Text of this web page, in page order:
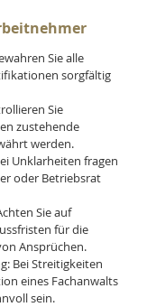
Sie alle
sorgfältig
Sie
zustehende
werden.
Unklarheiten fragen
oder Betriebsrat
Sie auf
für die
Ansprüchen.
Bei Streitigkeiten
eines Fachanwalts
sein.